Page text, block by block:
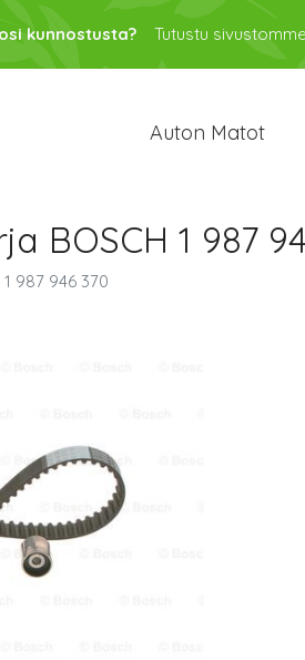
kunnostusta? Tutustu
Auton Matot
BOSCH 1 987
987 946 370